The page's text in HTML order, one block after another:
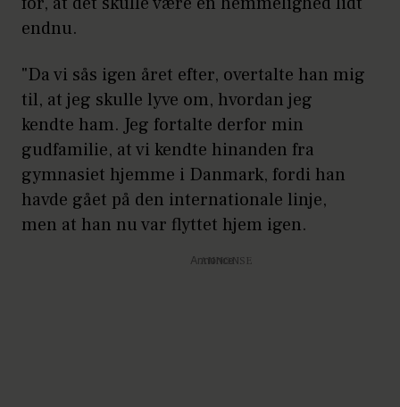
endnu.
"Da vi sås igen året efter, overtalte han mig
til, at jeg skulle lyve om, hvordan jeg
kendte ham. Jeg fortalte derfor min
gudfamilie, at vi kendte hinanden fra
gymnasiet hjemme i Danmark, fordi han
havde gået på den internationale linje,
men at han nu var flyttet hjem igen.
Annonce